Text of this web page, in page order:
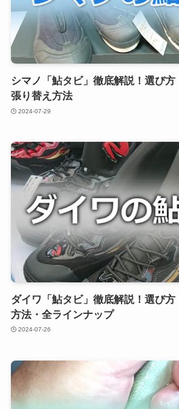
シマノ「鮎タビ」徹底解説！選び
張り替え方法
2024-07-29
ダイワ「鮎タビ」徹底解説！選び方
方法・全ラインナップ
2024-07-26